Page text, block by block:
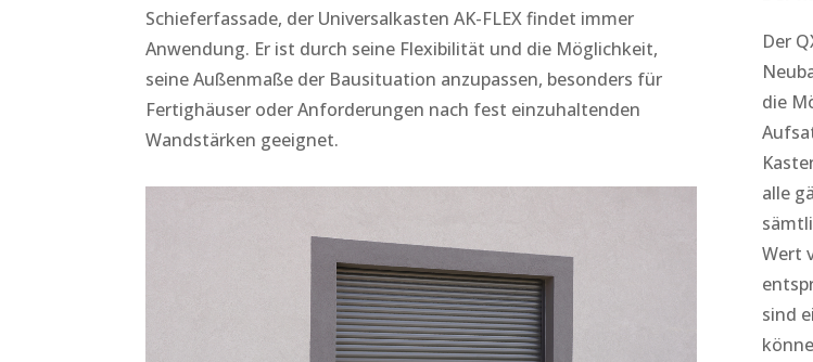
Schieferfassade, der Universalkasten AK-FLEX findet immer
Anwendung. Er ist durch seine Flexibilität und die Möglichkeit,
seine Außenmaße der Bausituation anzupassen, besonders für
Fertighäuser oder Anforderungen nach fest einzuhaltenden
Wandstärken geeignet.
Der
die
alle
Wert
sind